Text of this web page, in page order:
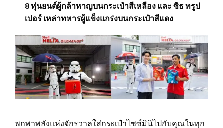
8 หุ่นยนต์ผู้กล้าหาญบนกระเป๋าสีเหลือง และ ซิธ ทรูป
เปอร์ เหล่าทหารผู้แข็งแกร่งบนกระเป๋าสีแดง
พกพาพลังแห่งจักรวาลใส่กระเป๋าไซซ์มินิไปกับคุณในทุก